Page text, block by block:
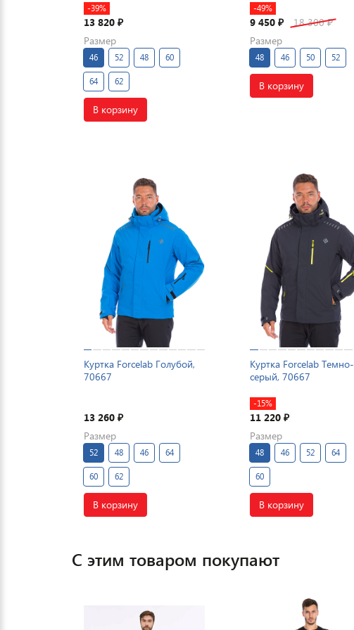
-39%
13 820 ₽
Размер
46 52 48 60
64 62
В корзину
-49%
9 450₽ 18 300₽
Размер
48 46 50 52
В корзину
Куртка Forcelab Голубой,
70667
13 260 ₽
Размер
52 48 46 64
60 62
В корзину
Куртка Forcelab Темно-
серый, 70667
-15%
11 220₽
Размер
48 46 52 64
60
В корзину
С этим товаром покупают